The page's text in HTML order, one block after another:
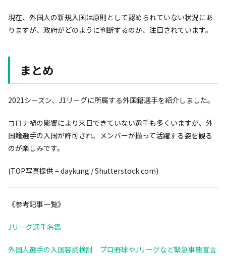
現在、外国人の新規入国は原則として認められていない状況にあ
りますが、政府がどのように判断するのか、注目されています。
まとめ
2021シーズン、J1リーグに所属する外国籍選手を紹介しました。
コロナ禍の影響により来日できていない選手も多くいますが、外
国籍選手の入国が許可され、メンバーが揃って活躍する姿を観る
のが楽しみです。
(TOP写真提供 = daykung / Shutterstock.com)
《参考記事一覧》
Jリーグ選手名鑑
外国人選手の入国容認検討 プロ野球やJリーグなど緊急事態宣言